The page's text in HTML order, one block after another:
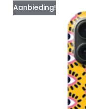
Aanbieding!